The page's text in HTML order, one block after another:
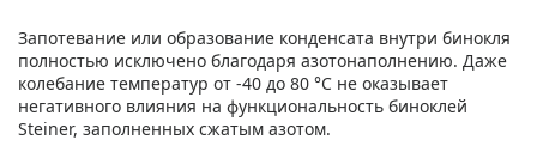
Запотевание или образование конденсата внутри бинокля
полностью исключено благодаря азотонаполнению. Даже
колебание температур от -40 до 80 °C не оказывает
негативного влияния на функциональность биноклей
Steiner, заполненных сжатым азотом.